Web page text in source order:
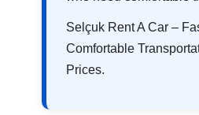
Selçuk Rent A Car –
Comfortable
Prices.